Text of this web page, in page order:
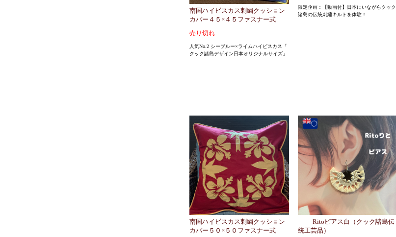
南国ハイビスカス刺繍クッション
カバー４５×４５ファスナー式
売り切れ
人気No.2 シーブルー×ライムハイビスカス「
クック諸島デザイン日本オリジナルサイズ」
限定企画：【動画付】日本にいながらクック
諸島の伝統刺繍キルトを体験！
南国ハイビスカス刺繍クッション
カバー５０×５０ファスナー式
Ritoピアス白（クック諸島伝
統工芸品）